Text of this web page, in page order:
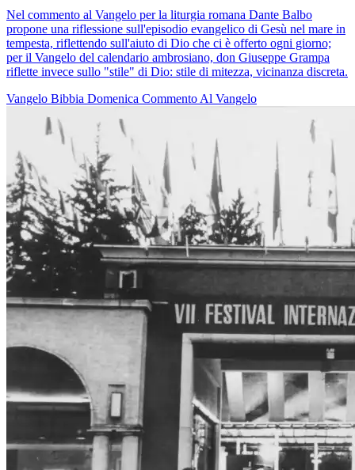
Nel commento al Vangelo per la liturgia romana Dante Balbo
propone una riflessione sull'episodio evangelico di Gesù nel mare in
tempesta, riflettendo sull'aiuto di Dio che ci è offerto ogni giorno;
per il Vangelo del calendario ambrosiano, don Giuseppe Grampa
riflette invece sullo "stile" di Dio: stile di mitezza, vicinanza discreta.
Vangelo Bibbia Domenica Commento Al Vangelo